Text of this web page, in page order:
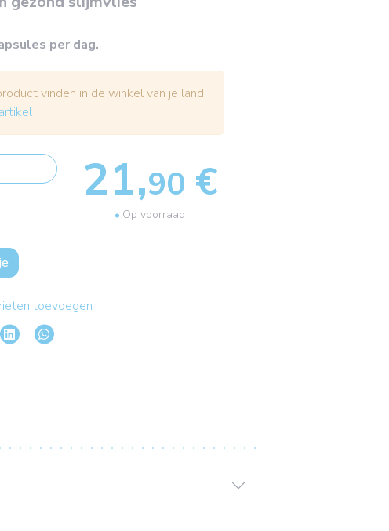
per dag.
vinden in de winkel van je land
21,90 €
Op voorraad
toevoegen